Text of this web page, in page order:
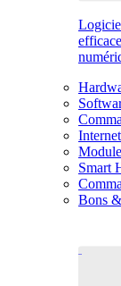
Smart
Bons